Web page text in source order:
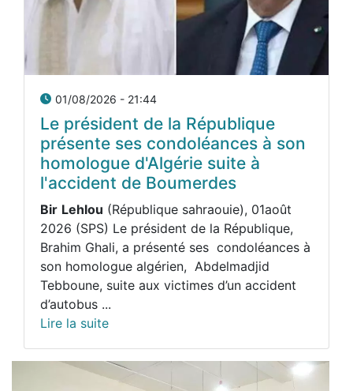
01/08/2026 - 21:44
Le président de la République
présente ses condoléances à son
homologue d'Algérie suite à
l'accident de Boumerdes
Bir Lehlou (République sahraouie), 01août
2026 (SPS) Le président de la République,
Brahim Ghali, a présenté ses condoléances à
son homologue algérien, Abdelmadjid
Tebboune, suite aux victimes d’un accident
d’autobus ...
Lire la suite